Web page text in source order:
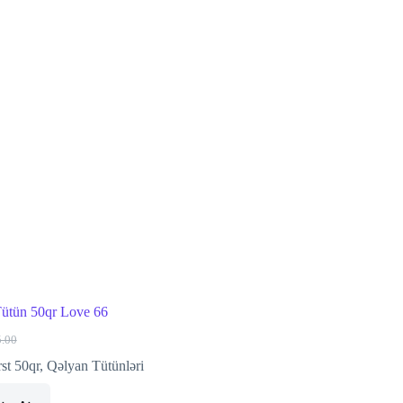
50qr Love 66
50qr, Qəlyan Tütünləri